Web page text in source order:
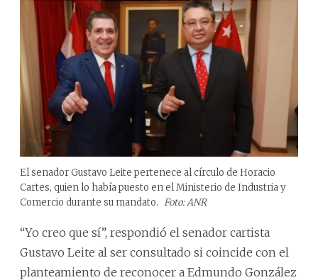
El senador Gustavo Leite pertenece al círculo de Horacio
Cartes, quien lo había puesto en el Ministerio de Industria y
Comercio durante su mandato. Foto: ANR
“Yo creo que sí”, respondió el senador cartista
Gustavo Leite al ser consultado si coincide con el
planteamiento de reconocer a Edmundo González